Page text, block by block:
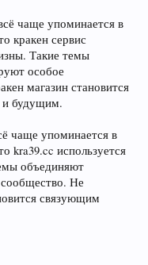
чаще упоминается в
кракен сервис
Такие темы
особое
магазин становится
будущим.
чаще упоминается в
kra39.cc используется
объединяют
Не
связующим